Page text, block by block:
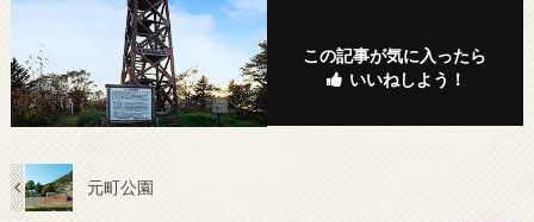
この記事が気に入ったら
いいねしよう！
元町公園